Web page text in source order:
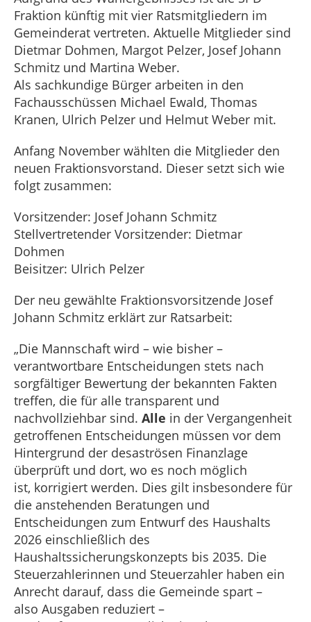
Fraktion künftig mit vier Ratsmitgliedern im
Gemeinderat vertreten. Aktuelle Mitglieder sind
Dietmar Dohmen, Margot Pelzer, Josef Johann
Schmitz und Martina Weber.
Als sachkundige Bürger arbeiten in den
Fachausschüssen Michael Ewald, Thomas
Kranen, Ulrich Pelzer und Helmut Weber mit.
Anfang November wählten die Mitglieder den
neuen Fraktionsvorstand. Dieser setzt sich wie
folgt zusammen:
Vorsitzender: Josef Johann Schmitz
Stellvertretender Vorsitzender: Dietmar
Dohmen
Beisitzer: Ulrich Pelzer
Der neu gewählte Fraktionsvorsitzende Josef
Johann Schmitz erklärt zur Ratsarbeit:
„Die Mannschaft wird – wie bisher –
verantwortbare Entscheidungen stets nach
sorgfältiger Bewertung der bekannten Fakten
treffen, die für alle transparent und
nachvollziehbar sind. Alle in der Vergangenheit
getroffenen Entscheidungen müssen vor dem
Hintergrund der desaströsen Finanzlage
überprüft und dort, wo es noch möglich
ist, korrigiert werden. Dies gilt insbesondere für
die anstehenden Beratungen und
Entscheidungen zum Entwurf des Haushalts
2026 einschließlich des
Haushaltssicherungskonzepts bis 2035. Die
Steuerzahlerinnen und Steuerzahler haben ein
Anrecht darauf, dass die Gemeinde spart –
also Ausgaben reduziert –